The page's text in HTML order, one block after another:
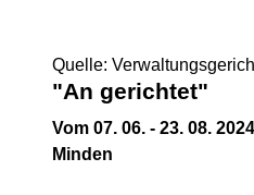
Quelle:
"An gerichtet"
Vom 07. 06. - 23. 08.
Minden